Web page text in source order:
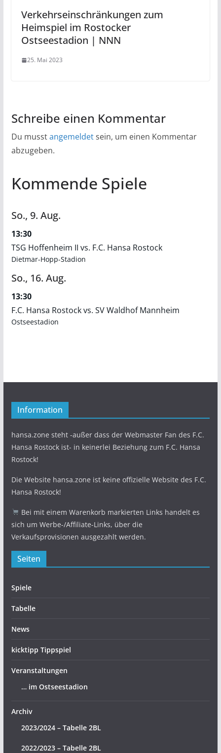
Verkehrseinschränkungen zum
Heimspiel im Rostocker
Ostseestadion | NNN
25. Mai 2023
Schreibe einen Kommentar
Du musstangemeldetsein, um einen Kommentar
abzugeben.
Kommende Spiele
So., 9. Aug.
13:30
TSG Hoffenheim II vs. F.C. Hansa Rostock
Dietmar-Hopp-Stadion
So., 16. Aug.
13:30
F.C. Hansa Rostock vs. SV Waldhof Mannheim
Ostseestadion
Information
hansa.zone steht -außer dass der Webmaster Fan des F.C.
Hansa Rostock ist- in keinerlei Beziehung zum F.C. Hansa
Rostock!
Die Website hansa.zone ist keine offizielle Website des F.C.
Hansa Rostock!
Bei mit einem Warenkorb markierten Links handelt es
sich um Werbe-/Affiliate-Links, über die
Verkaufsprovisionen ausgezahlt werden.
Seiten
Spiele
Tabelle
News
kicktipp Tippspiel
Veranstaltungen
… im Ostseestadion
Archiv
2023/2024 – Tabelle 2BL
2022/2023 – Tabelle 2BL